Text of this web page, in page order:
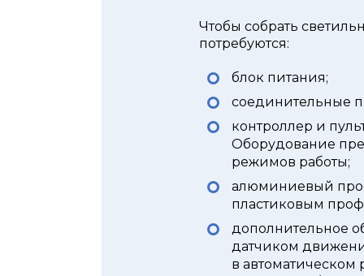
Чтобы собрать
потребуются:
блок питания;
соединительные
контроллер и
Оборудование
режимов работы;
алюминиевый
пластиковым
дополнительное
датчиком
в